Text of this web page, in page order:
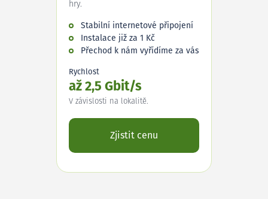
hry.
Stabilní internetové připojení
Instalace již za 1 Kč
Přechod k nám vyřídíme za vás
Rychlost
až 2,5 Gbit/s
V závislosti na lokalitě.
Zjistit cenu